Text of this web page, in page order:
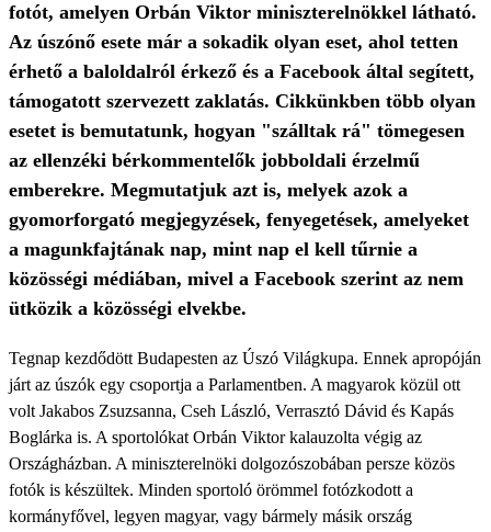
fotót, amelyen Orbán Viktor miniszterelnökkel látható.
Az úszónő esete már a sokadik olyan eset, ahol tetten
érhető a baloldalról érkező és a Facebook által segített,
támogatott szervezett zaklatás. Cikkünkben több olyan
esetet is bemutatunk, hogyan "szálltak rá" tömegesen
az ellenzéki bérkommentelők jobboldali érzelmű
emberekre. Megmutatjuk azt is, melyek azok a
gyomorforgató megjegyzések, fenyegetések, amelyeket
a magunkfajtának nap, mint nap el kell tűrnie a
közösségi médiában, mivel a Facebook szerint az nem
ütközik a közösségi elvekbe.
Tegnap kezdődött Budapesten az Úszó Világkupa. Ennek apropóján
járt az úszók egy csoportja a Parlamentben. A magyarok közül ott
volt Jakabos Zsuzsanna, Cseh László, Verrasztó Dávid és Kapás
Boglárka is. A sportolókat Orbán Viktor kalauzolta végig az
Országházban. A miniszterelnöki dolgozószobában persze közös
fotók is készültek. Minden sportoló örömmel fotózkodott a
kormányfővel, legyen magyar, vagy bármely másik ország